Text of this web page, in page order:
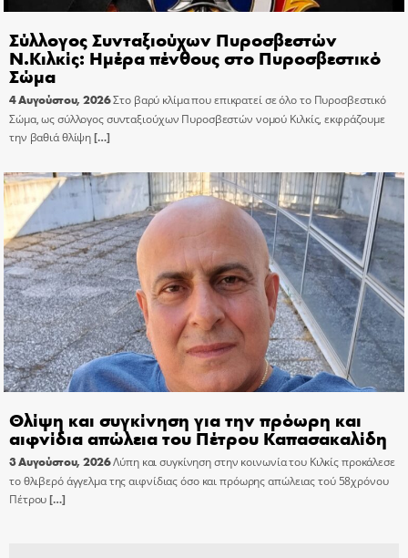
Σύλλογος Συνταξιούχων Πυροσβεστών
Ν.Κιλκίς: Ημέρα πένθους στο Πυροσβεστικό
Σώμα
4 Αυγούστου, 2026Στο βαρύ κλίμα που επικρατεί σε όλο το Πυροσβεστικό
Σώμα, ως σύλλογος συνταξιούχων Πυροσβεστών νομού Κιλκίς, εκφράζουμε
την βαθιά θλίψη[…]
Θλίψη και συγκίνηση για την πρόωρη και
αιφνίδια απώλεια του Πέτρου Καπασακαλίδη
3 Αυγούστου, 2026Λύπη και συγκίνηση στην κοινωνία του Κιλκίς προκάλεσε
το θλιβερό άγγελμα της αιφνίδιας όσο και πρόωρης απώλειας τού 58χρόνου
Πέτρου[…]